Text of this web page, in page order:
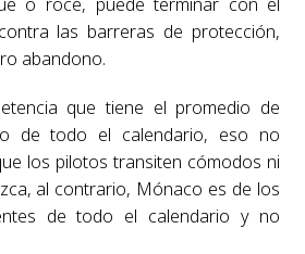
las barreras de protección,
abandono.
que tiene el promedio de
de todo el calendario, eso no
los pilotos transiten cómodos ni
al contrario, Mónaco es de los
de todo el calendario y no